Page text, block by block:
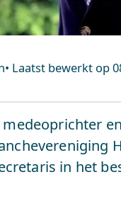
• Laatst bewerkt op
medeoprichter
in het